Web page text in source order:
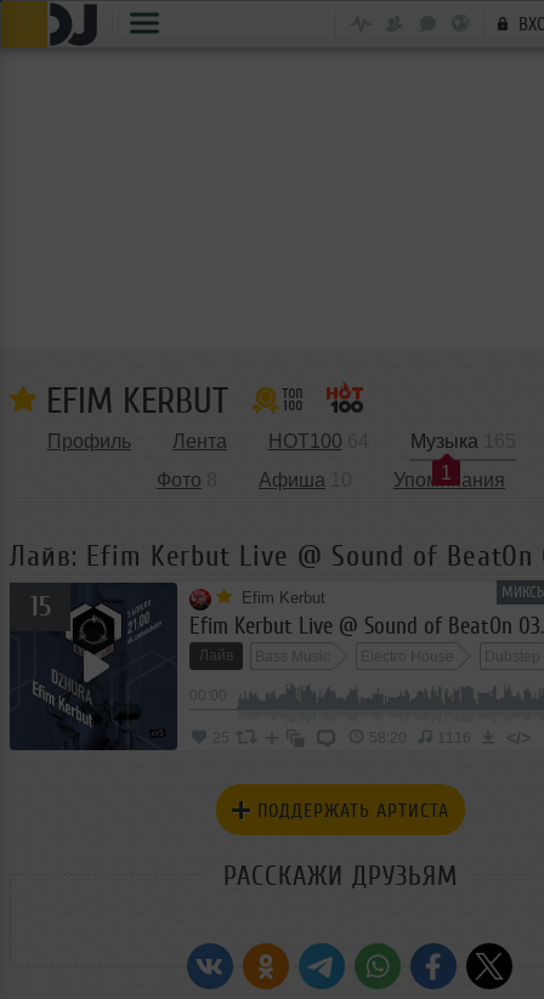
EFIM KERBUT
Профиль Лента HOT100
Музыка
1
Фото
Афиша Упоминания
Лайв: Efim Kerbut Live @ Sound of BeatOn
15 Efim Kerbut
Efim Kerbut Live @ Sound of BeatOn
Лайв Bass Music Electro House Dubstep
25 58:20 1116 </>
ПОДДЕРЖАТЬ АРТИСТА
РАССКАЖИ ДРУЗЬЯМ